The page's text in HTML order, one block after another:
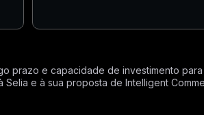
prazo e capacidade de investimento
e à sua proposta de Intelligent